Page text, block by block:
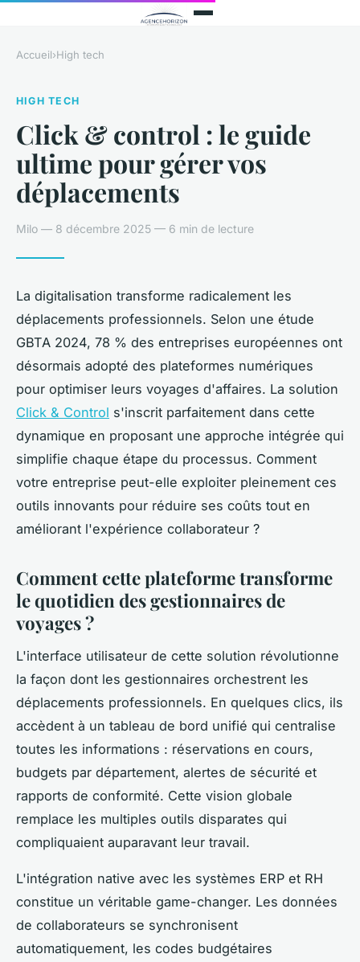
Accueil›High tech
HIGH TECH
Click & control : le guide
ultime pour gérer vos
déplacements
Milo — 8 décembre 2025 — 6 min de lecture
La digitalisation transforme radicalement les
déplacements professionnels. Selon une étude
GBTA 2024, 78 % des entreprises européennes ont
désormais adopté des plateformes numériques
pour optimiser leurs voyages d'affaires. La solution
Click & Control s'inscrit parfaitement dans cette
dynamique en proposant une approche intégrée qui
simplifie chaque étape du processus. Comment
votre entreprise peut-elle exploiter pleinement ces
outils innovants pour réduire ses coûts tout en
améliorant l'expérience collaborateur ?
Comment cette plateforme transforme
le quotidien des gestionnaires de
voyages ?
L'interface utilisateur de cette solution révolutionne
la façon dont les gestionnaires orchestrent les
déplacements professionnels. En quelques clics, ils
accèdent à un tableau de bord unifié qui centralise
toutes les informations : réservations en cours,
budgets par département, alertes de sécurité et
rapports de conformité. Cette vision globale
remplace les multiples outils disparates qui
compliquaient auparavant leur travail.
L'intégration native avec les systèmes ERP et RH
constitue un véritable game-changer. Les données
de collaborateurs se synchronisent
automatiquement, les codes budgétaires